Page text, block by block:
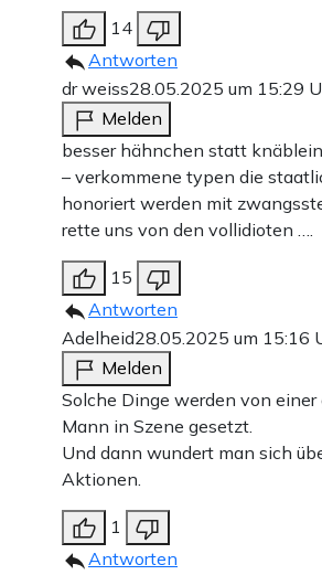
14
Antworten
dr weiss28.05.2025 um 15:29
Melden
besser hähnchen statt
– verkommene typen die
honoriert werden mit
rette uns von den vollidioten ….
15
Antworten
Adelheid28.05.2025 um 15:16
Melden
Solche Dinge werden von
Mann in Szene gesetzt.
Und dann wundert man sich
Aktionen.
1
Antworten